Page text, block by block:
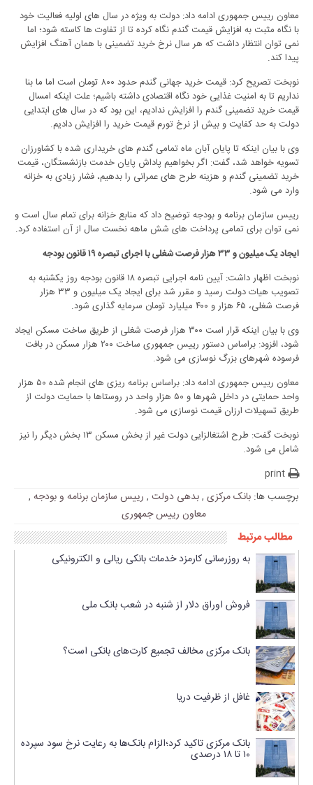
معاون رییس جمهوری ادامه داد: دولت به ویژه در سال های اولیه فعالیت خود
با نگاه مثبت به افزایش قیمت گندم نگاه کرده تا از تفاوت ها کاسته شود؛ اما
نمی توان انتظار داشت که هر سال نرخ خرید تضمینی با همان آهنگ افزایش
پیدا کند.
نوبخت تصریح کرد: قیمت خرید جهانی گندم حدود ۸۰۰ تومان است اما ما بنا
نداریم تا به امنیت غذایی خود نگاه اقتصادی داشته باشیم؛ علت اینکه امسال
قیمت خرید تضمینی گندم را افزایش ندادیم، این بود که در سال های ابتدایی
دولت به حد کفایت و بیش از نرخ تورم قیمت خرید را افزایش دادیم.
وی با بیان اینکه تا پایان آبان ماه تمامی گندم های خریداری شده با کشاورزان
تسویه خواهد شد، گفت: اگر بخواهیم پاداش پایان خدمت بازنشستگان، قیمت
خرید تضمینی گندم و هزینه طرح های عمرانی را بدهیم، فشار زیادی به خزانه
وارد می شود.
رییس سازمان برنامه و بودجه توضیح داد که منابع خزانه برای تمام سال است و
نمی توان برای تمامی پرداخت های شش ماهه نخست سال از آن استفاده کرد.
ایجاد یک میلیون و ۳۳ هزار فرصت شغلی با اجرای تبصره ۱۹ قانون بودجه
نوبخت اظهار داشت: آیین نامه اجرایی تبصره ۱۸ قانون بودجه روز یکشنبه به
تصویب هیات دولت رسید و مقرر شد برای ایجاد یک میلیون و ۳۳ هزار
فرصت شغلی، ۶۵ هزار و ۴۰۰ میلیارد تومان سرمایه گذاری شود.
وی با بیان اینکه قرار است ۳۰۰ هزار فرصت شغلی از طریق ساخت مسکن ایجاد
شود، افزود: براساس دستور رییس جمهوری ساخت ۲۰۰ هزار مسکن در بافت
فرسوده شهرهای بزرگ نوسازی می شود.
معاون رییس جمهوری ادامه داد: براساس برنامه ریزی های انجام شده ۵۰ هزار
واحد حمایتی در داخل شهرها و ۵۰ هزار واحد در روستاها با حمایت دولت از
طریق تسهیلات ارزان قیمت نوسازی می شود.
نوبخت گفت: طرح اشتغالزایی دولت غیر از بخش مسکن ۱۳ بخش دیگر را نیز
شامل می شود.
print
برچسب ها: بانک مرکزی ,بدهی دولت , رییس سازمان برنامه و بودجه ,
معاون رییس جمهوری
مطالب مرتبط
به روزرسانی کارمزد خدمات بانکی ریالی و الکترونیکی
فروش اوراق دلار از شنبه در شعب بانک ملی
بانک مرکزی مخالف تجمیع کارت‌های بانکی است؟
غافل از ظرفیت دریا
بانک مرکزی تاکید کرد؛الزام بانک‌ها به رعایت نرخ سود سپرده
۱۰ تا ۱۸ درصدی